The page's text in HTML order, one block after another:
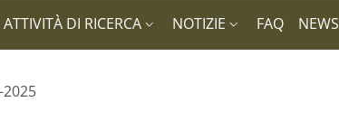
ATTIVITÀ DI RICERCA NOTIZIE FAQ NEWS